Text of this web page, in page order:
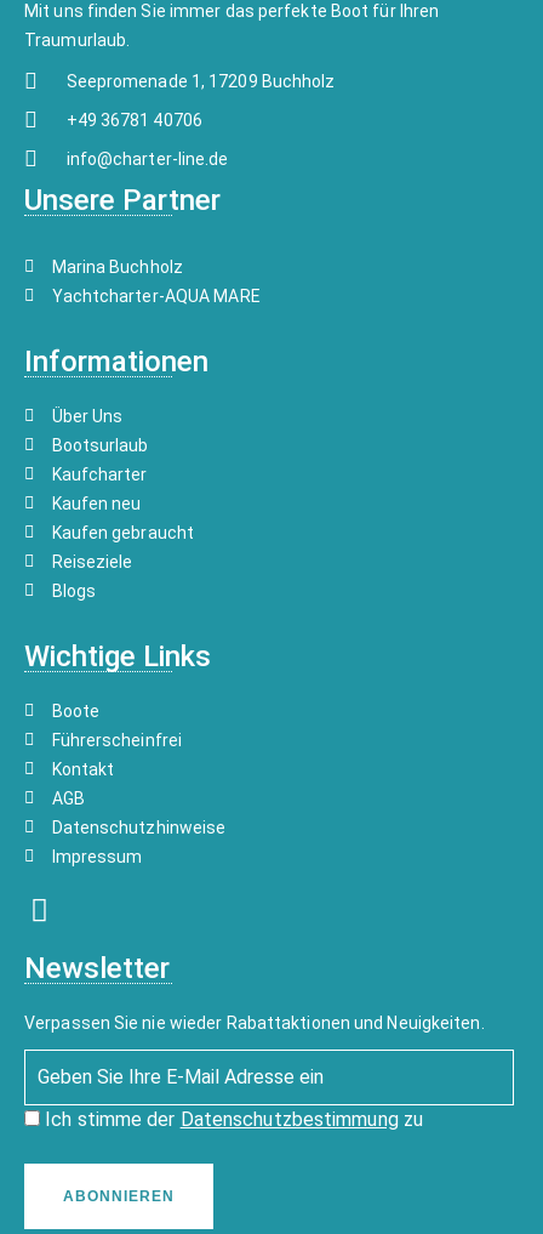
Mit uns finden Sie immer das perfekte Boot für Ihren
Traumurlaub.
Seepromenade 1, 17209 Buchholz
+49 36781 40706
info@charter-line.de
Unsere Partner
Marina Buchholz
Yachtcharter-AQUA MARE
Informationen
Über Uns
Bootsurlaub
Kaufcharter
Kaufen neu
Kaufen gebraucht
Reiseziele
Blogs
Wichtige Links
Boote
Führerscheinfrei
Kontakt
AGB
Datenschutzhinweise
Impressum
Newsletter
Verpassen Sie nie wieder Rabattaktionen und Neuigkeiten.
Ich stimme der Datenschutzbestimmungzu
ABONNIEREN